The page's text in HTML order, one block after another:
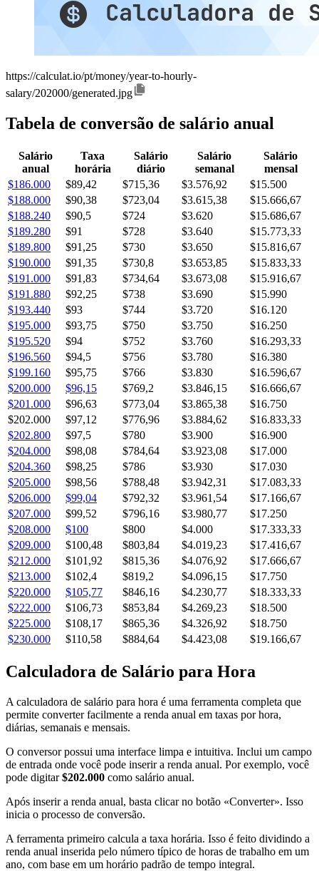
https://calculat.io/pt/money/year-to-hourly-
salary/202000/generated.jpg
Tabela de conversão de salário anual
Salário
anual
Taxa
horária
Salário
diário
Salário
semanal
Salário
mensal
$186.000
$89,42 $715,36 $3.576,92
$15.500
$188.000
$90,38 $723,04 $3.615,38
$15.666,67
$188.240
$90,5 $724 $3.620
$15.686,67
$189.280
$91 $728 $3.640
$15.773,33
$189.800
$91,25 $730 $3.650
$15.816,67
$190.000
$91,35 $730,8 $3.653,85
$15.833,33
$191.000
$91,83 $734,64 $3.673,08
$15.916,67
$191.880
$92,25 $738 $3.690
$15.990
$193.440
$93 $744 $3.720
$16.120
$195.000
$93,75 $750 $3.750
$16.250
$195.520
$94 $752 $3.760
$16.293,33
$196.560
$94,5 $756 $3.780
$16.380
$199.160
$95,75 $766 $3.830
$16.596,67
$200.000
$96,15 $769,2 $3.846,15
$16.666,67
$201.000
$96,63 $773,04 $3.865,38
$16.750
$202.000
$97,12 $776,96 $3.884,62
$16.833,33
$202.800
$97,5 $780 $3.900
$16.900
$204.000
$98,08 $784,64 $3.923,08
$17.000
$204.360
$98,25 $786 $3.930
$17.030
$205.000
$98,56 $788,48 $3.942,31
$17.083,33
$206.000
$99,04 $792,32 $3.961,54
$17.166,67
$207.000
$99,52 $796,16 $3.980,77
$17.250
$208.000
$100 $800 $4.000
$17.333,33
$209.000
$100,48 $803,84 $4.019,23
$17.416,67
$212.000
$101,92 $815,36 $4.076,92
$17.666,67
$213.000
$102,4 $819,2 $4.096,15
$17.750
$220.000
$105,77 $846,16 $4.230,77
$18.333,33
$222.000
$106,73 $853,84 $4.269,23
$18.500
$225.000
$108,17 $865,36 $4.326,92
$18.750
$230.000
$110,58 $884,64 $4.423,08 $19.166,67
Calculadora de Salário para Hora
A calculadora de salário para hora é uma ferramenta completa que
permite converter facilmente a renda anual em taxas por hora,
diárias, semanais e mensais.
O conversor possui uma interface limpa e intuitiva. Inclui um campo
de entrada onde você pode inserir a renda anual. Por exemplo, você
pode digitar$202.000 como salário anual.
Após inserir a renda anual, basta clicar no botão «Converter». Isso
inicia o processo de conversão.
A ferramenta primeiro calcula a taxa horária. Isso é feito dividindo a
renda anual inserida pelo número típico de horas de trabalho em um
ano, com base em um horário padrão de tempo integral.